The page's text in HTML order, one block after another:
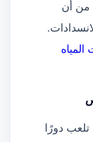
من أن
دورًا